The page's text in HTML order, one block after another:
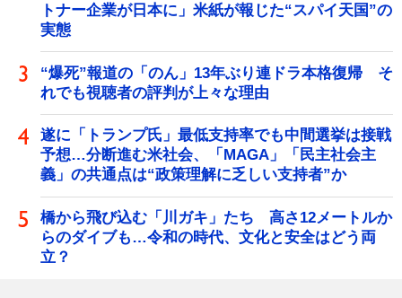
トナー企業が日本に」米紙が報じた“スパイ天国”の
実態
“爆死”報道の「のん」13年ぶり連ドラ本格復帰 そ
れでも視聴者の評判が上々な理由
遂に「トランプ氏」最低支持率でも中間選挙は接戦
予想…分断進む米社会、「MAGA」「民主社会主
義」の共通点は“政策理解に乏しい支持者”か
橋から飛び込む「川ガキ」たち 高さ12メートルか
らのダイブも…令和の時代、文化と安全はどう両
立？